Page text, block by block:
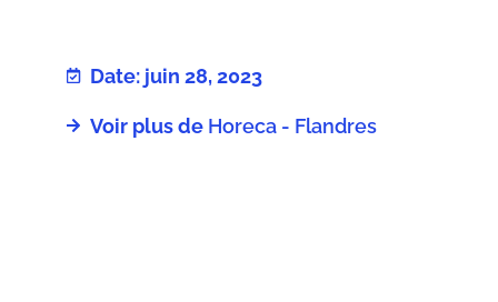
Date: juin 28, 2023
Voir plus de Horeca - Flandres